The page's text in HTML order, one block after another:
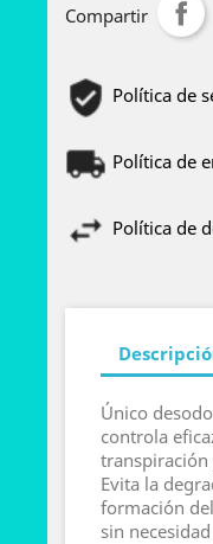
Compartir
Política de
Política de
Política de
Único
controla
Evita la
formación
sin